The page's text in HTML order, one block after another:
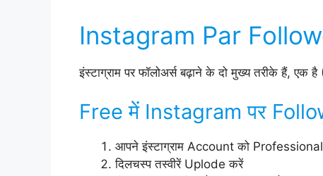
Instagram Par
इंस्टाग्राम पर फॉलोअर्स बढ़ाने के दो मुख्य तरीके हैं, एक है
Free में Instagram पर
आपने इंस्टाग्राम Account को
दिलचस्प तस्वीरें Uplode करें